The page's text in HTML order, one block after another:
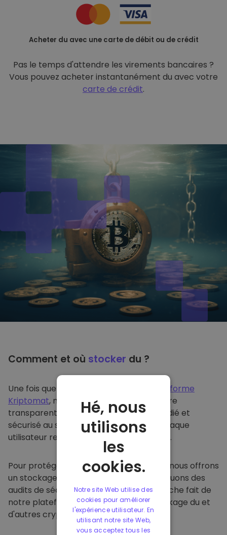
Acheter du avec une carte de débit ou de crédit
Pas le temps d'attendre les virements bancaires ?
Vous pouvez acheter instantanément du avec votre
carte de crédit.
Comment et où stocker du ?
Une fois que vous achetez du sur
la plateforme
Kriptomat, nous le transférons de manière
transparente dans votre portefeuille dédié et
sécurisé au sein de notre plateforme. Chaque
utilisateur reçoit un portefeuille individuel.
Pour protéger nos clients et leurs fonds, nous offrons
un stockage hors ligne sécurisé et effectuons des
audits de sécurité réguliers. Cette approche fait de
notre plateforme un refuge pour le stockage du et
d'autres crypto-monnaies.
Hé, nous
utilisons
les
cookies.
Notre site Web utilise des
cookies pour améliorer
l'expérience utilisateur. En
utilisant notre site Web,
vous acceptez tous les